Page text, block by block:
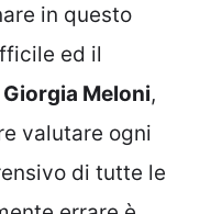
in questo
ed il
Giorgia Meloni,
valutare ogni
di tutte le